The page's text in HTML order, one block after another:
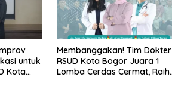
untuk
Kota
Membanggakan! Tim Dokter
RSUD Kota Bogor Juara 1
Lomba Cerdas Cermat, Raih